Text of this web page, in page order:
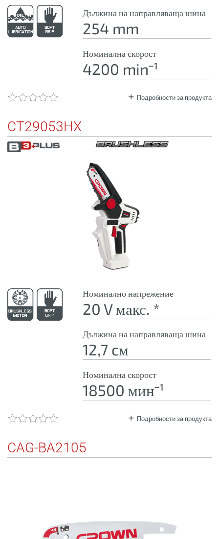
Дължина на направляваща шина
254 mm
Номинална скорост
4200 minˉ¹
Подробности за продукта
CT29053HX
Номинално напрежение
20 V макс. *
Дължина на направляваща шина
12,7 cм
Номинална скорост
18500 минˉ¹
Подробности за продукта
CAG-BA2105